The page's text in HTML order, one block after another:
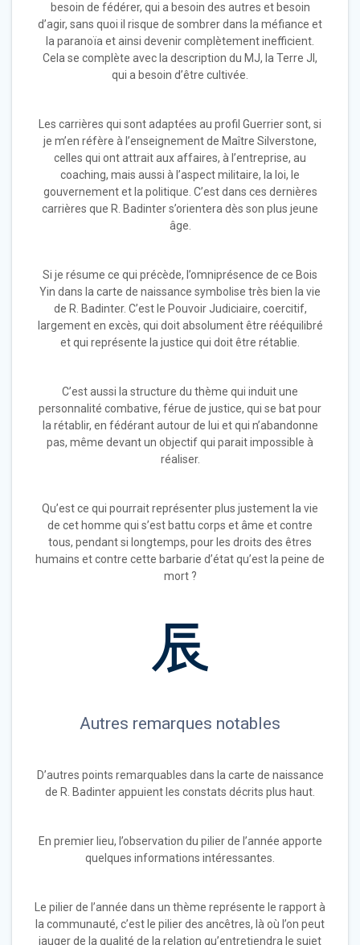
besoin de fédérer, qui a besoin des autres et besoin
d’agir, sans quoi il risque de sombrer dans la méfiance et
la paranoïa et ainsi devenir complètement inefficient.
Cela se complète avec la description du MJ, la Terre JI,
qui a besoin d’être cultivée.
Les carrières qui sont adaptées au profil Guerrier sont, si
je m’en réfère à l’enseignement de Maître Silverstone,
celles qui ont attrait aux affaires, à l’entreprise, au
coaching, mais aussi à l’aspect militaire, la loi, le
gouvernement et la politique. C’est dans ces dernières
carrières que R. Badinter s’orientera dès son plus jeune
âge.
Si je résume ce qui précède, l’omniprésence de ce Bois
Yin dans la carte de naissance symbolise très bien la vie
de R. Badinter. C’est le Pouvoir Judiciaire, coercitif,
largement en excès, qui doit absolument être rééquilibré
et qui représente la justice qui doit être rétablie.
C’est aussi la structure du thème qui induit une
personnalité combative, férue de justice, qui se bat pour
la rétablir, en fédérant autour de lui et qui n’abandonne
pas, même devant un objectif qui parait impossible à
réaliser.
Qu’est ce qui pourrait représenter plus justement la vie
de cet homme qui s’est battu corps et âme et contre
tous, pendant si longtemps, pour les droits des êtres
humains et contre cette barbarie d’état qu’est la peine de
mort ?
Autres remarques notables
D’autres points remarquables dans la carte de naissance
de R. Badinter appuient les constats décrits plus haut.
En premier lieu, l’observation du pilier de l’année apporte
quelques informations intéressantes.
Le pilier de l’année dans un thème représente le rapport à
la communauté, c’est le pilier des ancêtres, là où l’on peut
jauger de la qualité de la relation qu’entretiendra le sujet